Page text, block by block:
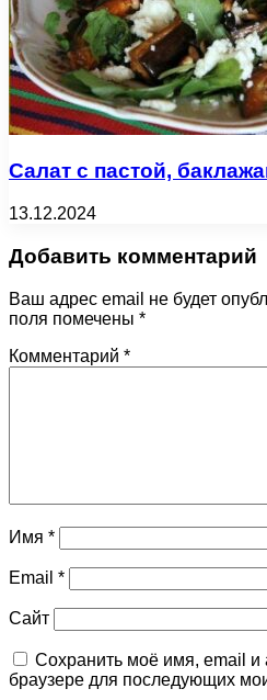
Салат с пастой,
13.12.2024
Добавить комментарий
Ваш адрес email не будет
поля помечены *
Комментарий *
Имя *
Email *
Сайт
Сохранить моё имя, email и
браузере для последующих